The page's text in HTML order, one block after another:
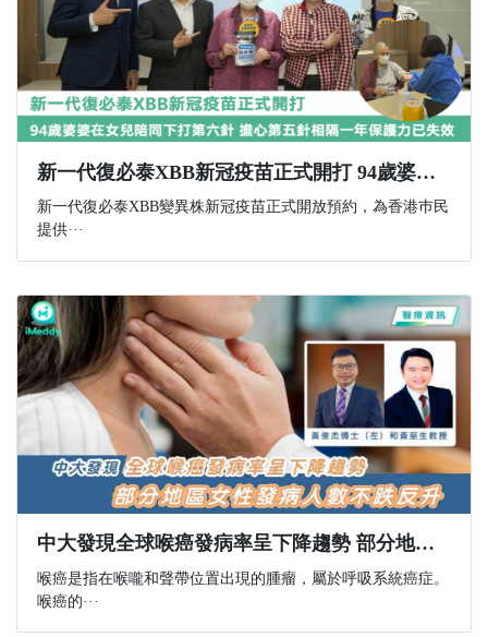
新一代復必泰XBB新冠疫苗正式開打 94歲婆婆在女兒陪同下打第六針 擔心第五針相隔一年保護力已失效
新一代復必泰XBB變異株新冠疫苗正式開放預約，為香港巿民
提供···
中大發現全球喉癌發病率呈下降趨勢 部分地區女性發病人數不跌反升
喉癌是指在喉嚨和聲帶位置出現的腫瘤，屬於呼吸系統癌症。
喉癌的···